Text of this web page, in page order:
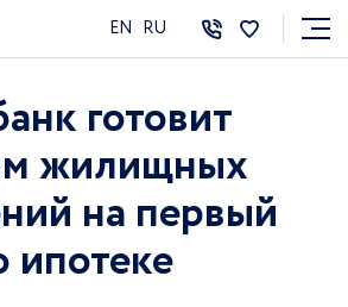
EN RU
готовит
жилищных
на первый
ипотеке